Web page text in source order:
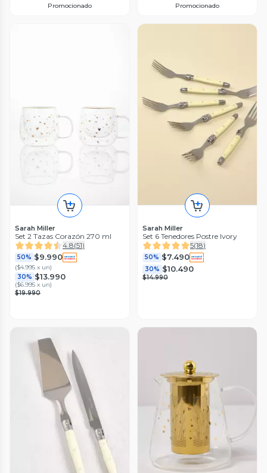
Promocionado
Promocionado
Sarah Miller
Set 2 Tazas Corazón 270 ml
4.8(51)
50% $9.990
($4.995 x un)
30% $13.990
($6.995 x un)
$19.990
Sarah Miller
Set 6 Tenedores Postre Ivory
5(18)
50% $7.490
30% $10.490
$14.990